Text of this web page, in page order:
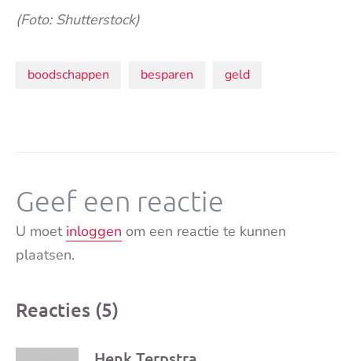
(Foto: Shutterstock)
Onderwerpen:
boodschappen besparen geld
Geef een reactie
U moet inloggen om een reactie te kunnen
plaatsen.
Reacties (5)